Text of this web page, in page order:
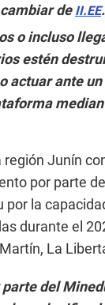
de II.EE
o incluso
estén
actuar ante
Junín
por parte
por la
durante el
La
del